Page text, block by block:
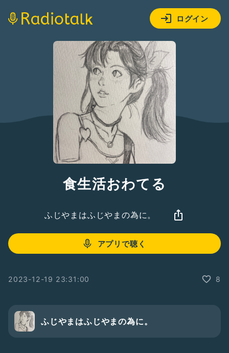
ログイン
食生活おわてる
ふじやまはふじやまの為に。
アプリで聴く
2023-12-19 23:31:00 8
ふじやまはふじやまの為に。